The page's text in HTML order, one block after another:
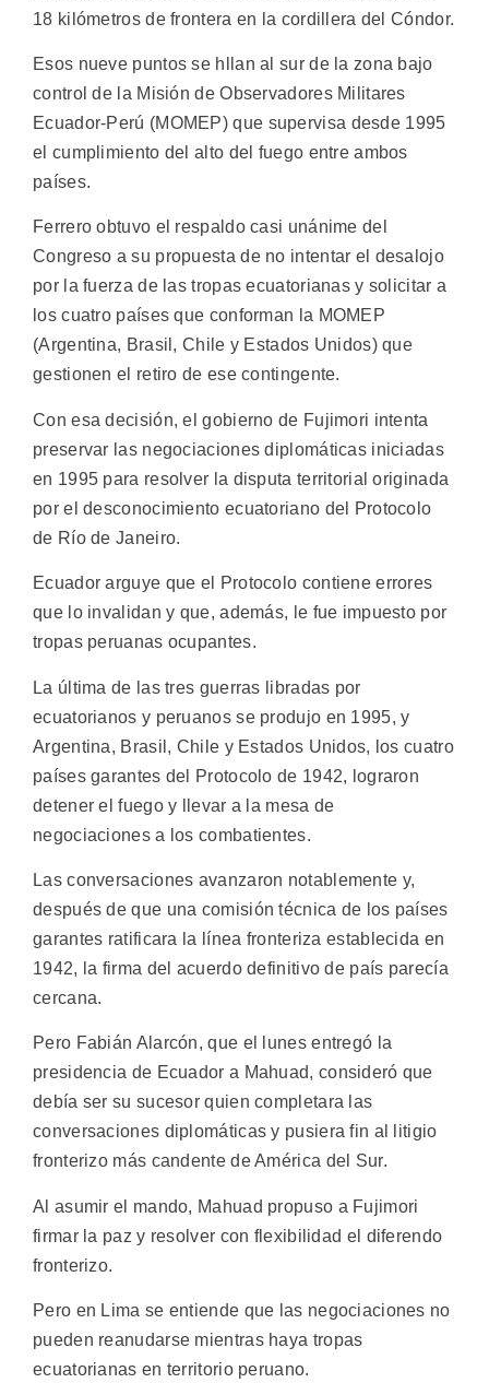
18 kilómetros de frontera en la cordillera del Cóndor.
Esos nueve puntos se hllan al sur de la zona bajo
control de la Misión de Observadores Militares
Ecuador-Perú (MOMEP) que supervisa desde 1995
el cumplimiento del alto del fuego entre ambos
países.
Ferrero obtuvo el respaldo casi unánime del
Congreso a su propuesta de no intentar el desalojo
por la fuerza de las tropas ecuatorianas y solicitar a
los cuatro países que conforman la MOMEP
(Argentina, Brasil, Chile y Estados Unidos) que
gestionen el retiro de ese contingente.
Con esa decisión, el gobierno de Fujimori intenta
preservar las negociaciones diplomáticas iniciadas
en 1995 para resolver la disputa territorial originada
por el desconocimiento ecuatoriano del Protocolo
de Río de Janeiro.
Ecuador arguye que el Protocolo contiene errores
que lo invalidan y que, además, le fue impuesto por
tropas peruanas ocupantes.
La última de las tres guerras libradas por
ecuatorianos y peruanos se produjo en 1995, y
Argentina, Brasil, Chile y Estados Unidos, los cuatro
países garantes del Protocolo de 1942, lograron
detener el fuego y llevar a la mesa de
negociaciones a los combatientes.
Las conversaciones avanzaron notablemente y,
después de que una comisión técnica de los países
garantes ratificara la línea fronteriza establecida en
1942, la firma del acuerdo definitivo de país parecía
cercana.
Pero Fabián Alarcón, que el lunes entregó la
presidencia de Ecuador a Mahuad, consideró que
debía ser su sucesor quien completara las
conversaciones diplomáticas y pusiera fin al litigio
fronterizo más candente de América del Sur.
Al asumir el mando, Mahuad propuso a Fujimori
firmar la paz y resolver con flexibilidad el diferendo
fronterizo.
Pero en Lima se entiende que las negociaciones no
pueden reanudarse mientras haya tropas
ecuatorianas en territorio peruano.